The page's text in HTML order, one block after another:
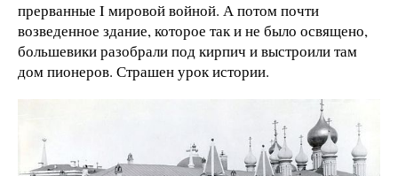
прерванные I мировой войной. А потом почти
возведенное здание, которое так и не было освящено,
большевики разобрали под кирпич и выстроили там
дом пионеров. Страшен урок истории.